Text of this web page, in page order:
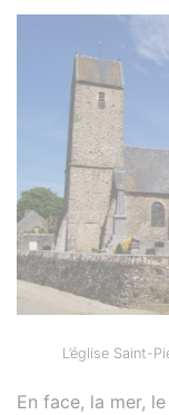
L’église Saint-
En face, la mer,